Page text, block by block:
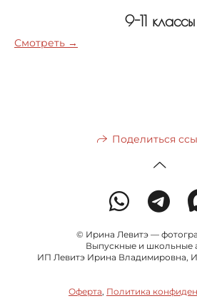
9-11 классы
Смотреть →
Поделиться
© Ирина Левитэ —
Выпускные и школьные
ИП Левитэ Ирина Владимировна,
Оферта, Политика